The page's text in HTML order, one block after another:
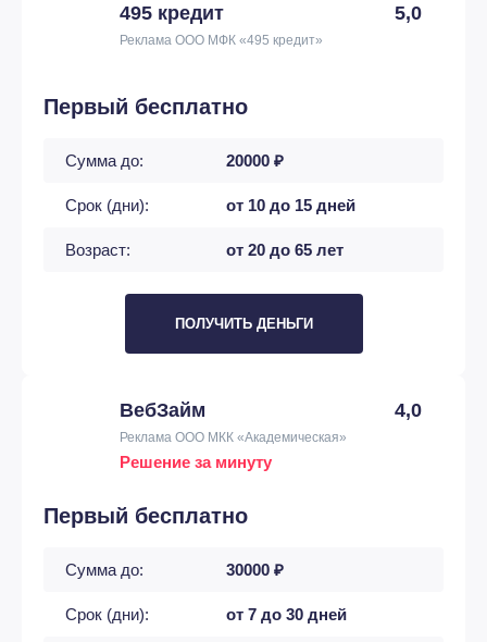
495 кредит 5,0
Реклама ООО МФК «495 кредит»
Первый бесплатно
Сумма до: 20000 ₽
Срок (дни): от 10 до 15 дней
Возраст: от 20 до 65 лет
ПОЛУЧИТЬ ДЕНЬГИ
ВебЗайм 4,0
Реклама ООО МКК «Академическая»
Решение за минуту
Первый бесплатно
Сумма до: 30000 ₽
Срок (дни): от 7 до 30 дней